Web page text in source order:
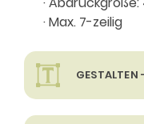
· Max. 7-zeilig
GESTALTEN